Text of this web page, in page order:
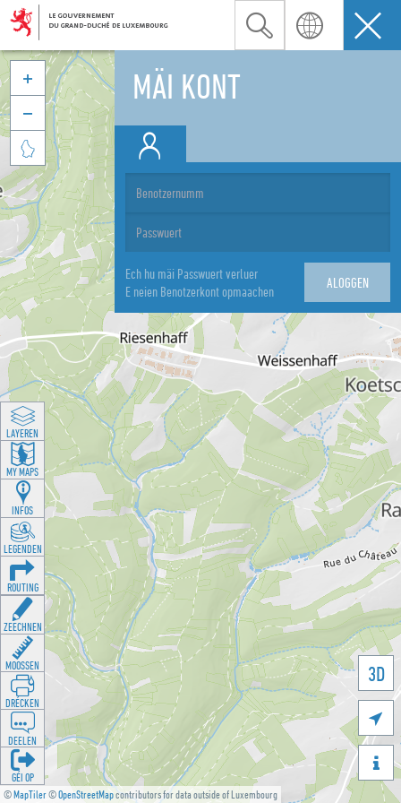
MÄI KONT
Ech hu mäi Passwuert verluer
E neien Benotzerkont opmaachen
©MapTiler©OpenStreetMapcontributors for data outside of Luxembourg
3D





LAYEREN
MY MAPS
INFOS
LEGENDEN
ROUTING
ZEECHNEN
MOOSSEN
DRÉCKEN
DEELEN
GÉI OP